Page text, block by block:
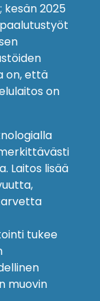
2025
on, että
on
Laitos lisää
tukee
muovin